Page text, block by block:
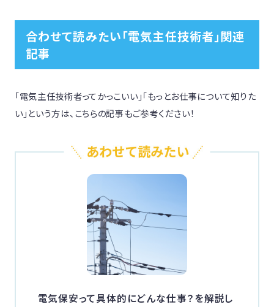
合わせて読みたい「電気主任技術者」関連
記事
「電気主任技術者ってかっこいい」「もっとお仕事について知りた
い」という方は、こちらの記事もご参考ください！
電気保安って具体的にどんな仕事？を解説し